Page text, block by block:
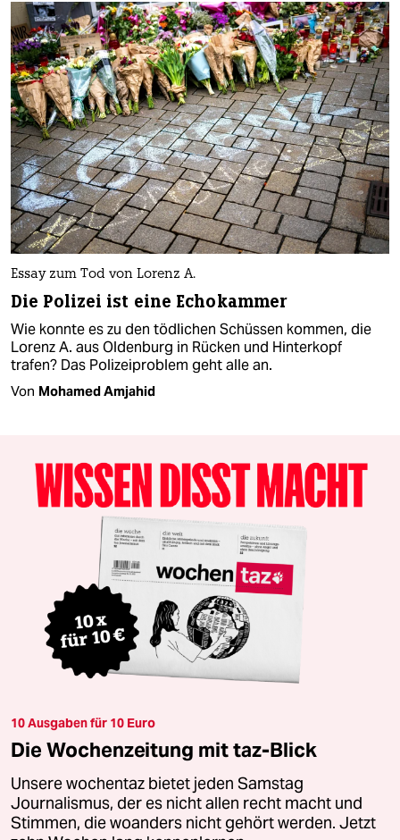
Essay zum Tod von Lorenz A.
Die Polizei ist eine Echokammer
Wie konnte es zu den tödlichen Schüssen kommen, die
Lorenz A. aus Oldenburg in Rücken und Hinterkopf
trafen? Das Polizeiproblem geht alle an.
Von Mohamed Amjahid
10 Ausgaben für 10 Euro
Die Wochenzeitung mit taz-Blick
Unsere wochentaz bietet jeden Samstag
Journalismus, der es nicht allen recht macht und
Stimmen, die woanders nicht gehört werden. Jetzt